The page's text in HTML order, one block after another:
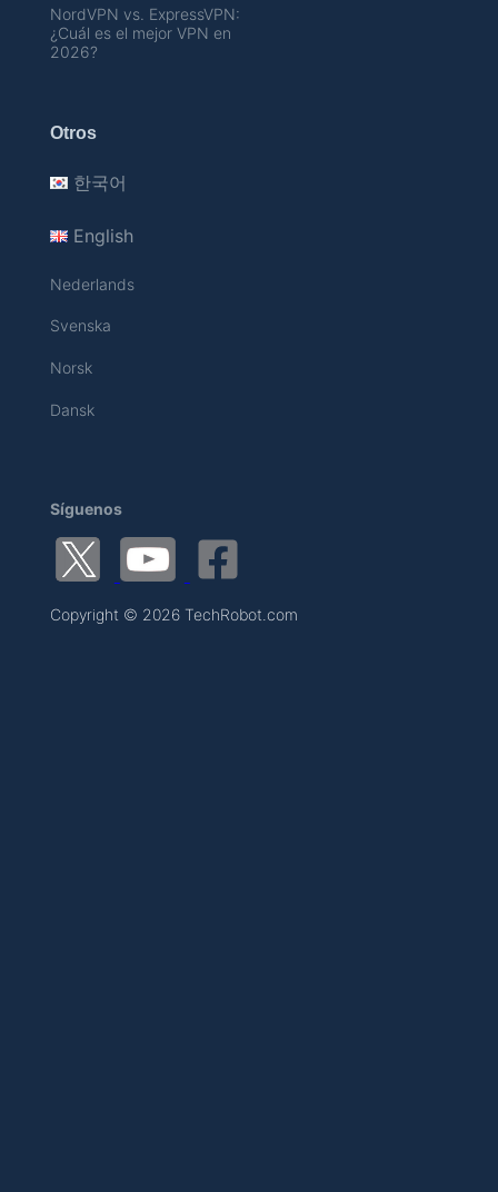
NordVPN vs. ExpressVPN:
¿Cuál es el mejor VPN en
2026?
Otros
한국어
English
Nederlands
Svenska
Norsk
Dansk
Síguenos
Copyright © 2026 TechRobot.com